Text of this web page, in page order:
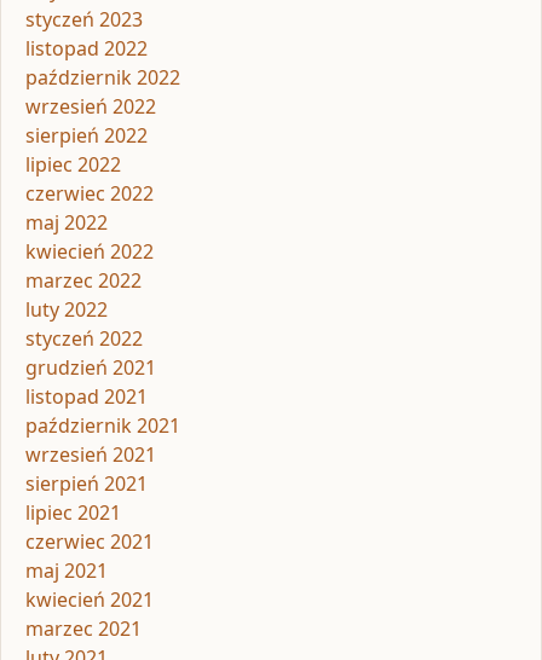
styczeń 2023
listopad 2022
październik 2022
wrzesień 2022
sierpień 2022
lipiec 2022
czerwiec 2022
maj 2022
kwiecień 2022
marzec 2022
luty 2022
styczeń 2022
grudzień 2021
listopad 2021
październik 2021
wrzesień 2021
sierpień 2021
lipiec 2021
czerwiec 2021
maj 2021
kwiecień 2021
marzec 2021